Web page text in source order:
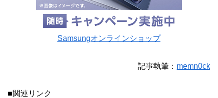
Samsungオンラインショップ
記事執筆： memn0ck
■関連リンク